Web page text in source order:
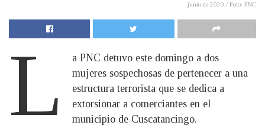
junio de 2020./ Foto: PNC
L
a PNC detuvo este domingo a dos
mujeres sospechosas de pertenecer a una
estructura terrorista que se dedica a
extorsionar a comerciantes en el
municipio de Cuscatancingo.